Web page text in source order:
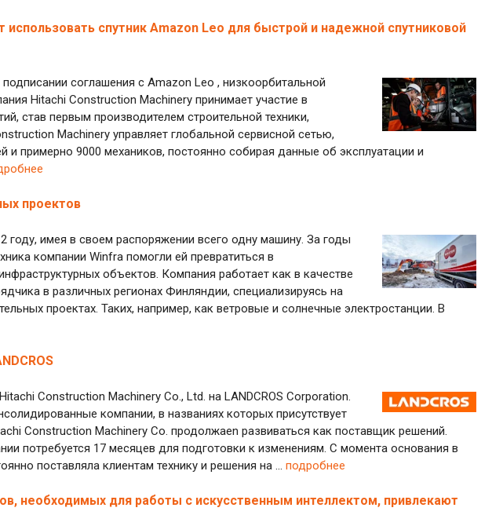
спутник Amazon Leo для быстрой и надежной спутниковой
соглашения с Amazon Leo , низкоорбитальной
Hitachi Construction Machinery принимает участие в
став первым производителем строительной техники,
Machinery управляет глобальной сервисной сетью,
примерно 9000 механиков, постоянно собирая данные об эксплуатации и
проектов
имея в своем распоряжении всего одну машину. За годы
компании Winfra помогли ей превратиться в
объектов. Компания работает как в качестве
в различных регионах Финляндии, специализируясь на
проектах. Таких, например, как ветровые и солнечные электростанции. В
Construction Machinery Co., Ltd. на LANDCROS Corporation.
компании, в названиях которых присутствует
Construction Machinery Co. продолжаеn развиваться как поставщик решений.
потребуется 17 месяцев для подготовки к изменениям. С момента основания в
поставляла клиентам технику и решения на ... подробнее
необходимых для работы с искусственным интеллектом, привлекают